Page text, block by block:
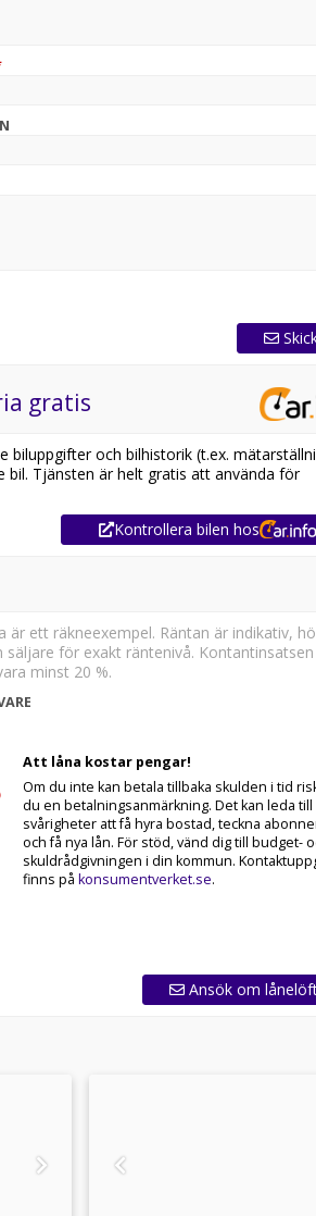
gratis
biluppgifter och bilhistorik (t.ex.
bil. Tjänsten är helt gratis att använda för
Kontrollera bilen hos
är ett räkneexempel. Räntan är indikativ,
säljare för exakt räntenivå. Kontantinsatsen
minst 20 %.
Att låna kostar pengar!
Om du inte kan betala tillbaka skulden i tid
du en betalningsanmärkning. Det kan leda till
svårigheter att få hyra bostad, teckna
och få nya lån. För stöd, vänd dig till budget-
skuldrådgivningen i din kommun.
finns på konsumentverket.se.
Ansök om